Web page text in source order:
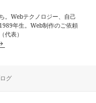
。Webテクノロジー、自己
年生。Web制作のご依頼
代表）
グ